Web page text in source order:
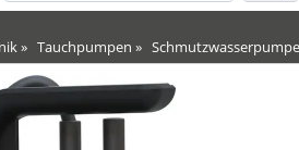
» Tauchpumpen »